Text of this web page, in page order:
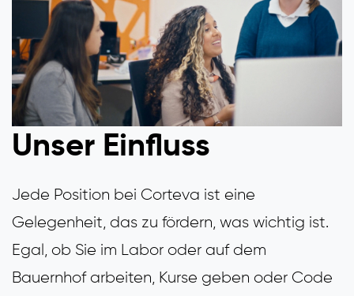
Unser Einfluss
Jede Position bei Corteva ist eine
Gelegenheit, das zu fördern, was wichtig ist.
Egal, ob Sie im Labor oder auf dem
Bauernhof arbeiten, Kurse geben oder Code